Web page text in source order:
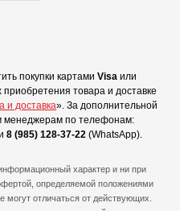
покупки картами Visa или
товара и доставке
и доставка». За дополнительной
менеджерам по телефонам:
8 (985) 128-37-22 (WhatsApp).
характер и ни при
определяемой положениями
отличаться от действующих.